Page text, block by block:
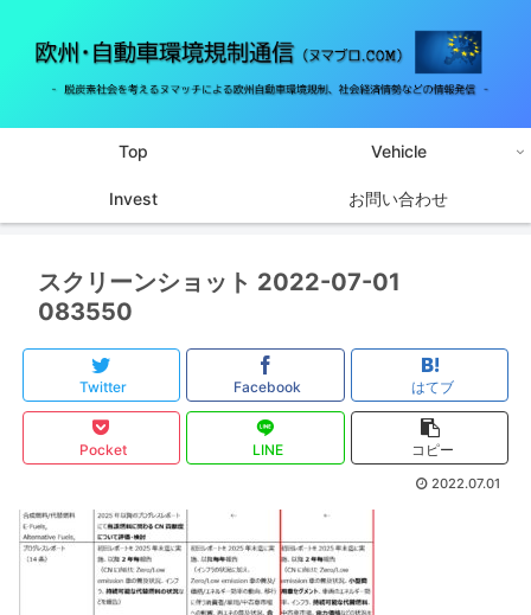
Top Vehicle
Invest お問い合わせ
スクリーンショット 2022-07-01
083550
Twitter Facebook はてブ
Pocket LINE コピー
2022.07.01